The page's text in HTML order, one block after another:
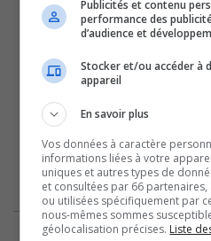
Publicités et contenu
performance des
d’audience et
Stocker et/ou accéder à
appareil
En savoir plus
Vos données à caractère
informations liées à votre
uniques et autres types de
et consultées par 66
ou utilisées spécifiquement par
nous-mêmes sommes
géolocalisation précises. Liste